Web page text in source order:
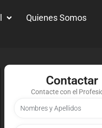
Quienes Somos
Contactar
Contacte con el